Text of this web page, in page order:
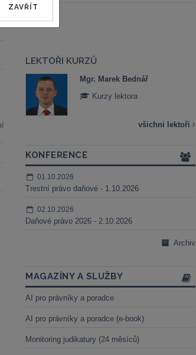
LEKTOŘI KURZŮ
Mgr. Marek Bednář
Kurzy lektora
všichni lektoři
KONFERENCE
01.10.2026
Trestní právo daňové - 1.10.2026
02.10.2026
Daňové právo 2026 - 2.10.2026
Archiv
MAGAZÍNY A SLUŽBY
AI pro právníky a poradce
AI pro právníky a poradce (e-book)
Monitoring judikatury (24 měsíců)
ZAVŘÍT